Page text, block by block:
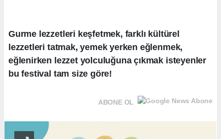
Gurme lezzetleri keşfetmek, farklı kültürel
lezzetleri tatmak, yemek yerken eğlenmek,
eğlenirken lezzet yolculuğuna çıkmak isteyenler
bu festival tam size göre!
ABONE OL